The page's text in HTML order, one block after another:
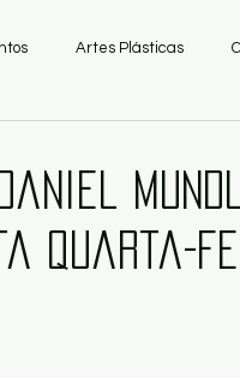
Artes Plásticas
quarta-